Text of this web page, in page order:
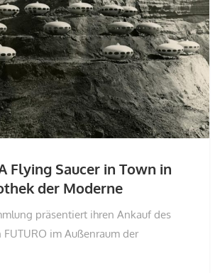
Flying Saucer in Town in
der Moderne
präsentiert ihren Ankauf des
FUTURO im Außenraum der